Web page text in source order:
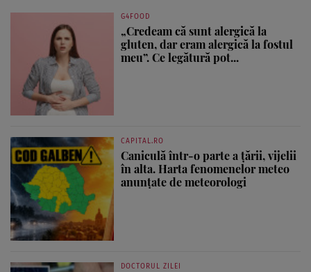
G4FOOD
„Credeam că sunt alergică la
gluten, dar eram alergică la fostul
meu”. Ce legătură pot...
CAPITAL.RO
Caniculă într-o parte a țării, vijelii
în alta. Harta fenomenelor meteo
anunțate de meteorologi
DOCTORUL ZILEI